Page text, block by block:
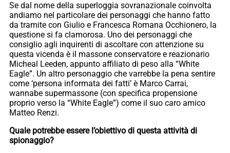
Se dal nome della superloggia sovranazionale coinvolta
andiamo nel particolare dei personaggi che hanno fatto
da tramite con Giulio e Francesca Romana Occhionero, la
questione si fa clamorosa. Uno dei personaggi che
consiglio agli inquirenti di ascoltare con attenzione su
questa vicenda è il massone conservatore e reazionario
Micheal Leeden, appunto affiliato di peso alla “White
Eagle”. Un altro personaggio che varrebbe la pena sentire
come ‘persona informata dei fatti’ è Marco Carrai,
wannabe supermassone (con specifica propensione
proprio verso la “White Eagle”) come il suo caro amico
Matteo Renzi.
Quale potrebbe essere l’obiettivo di questa attività di
spionaggio?